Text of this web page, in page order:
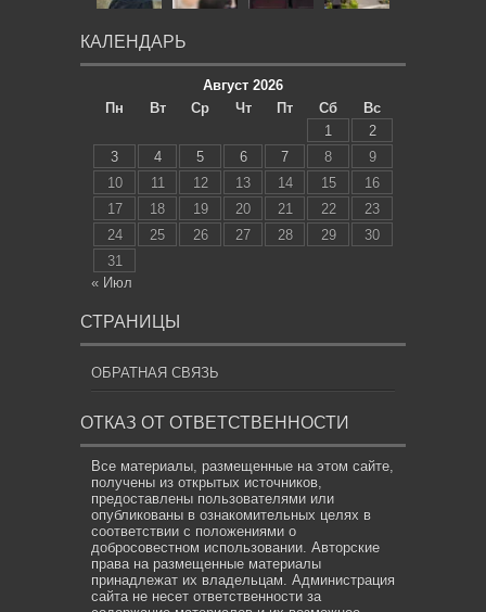
КАЛЕНДАРЬ
Август 2026
Пн
Вт Ср Чт Пт Сб
Вс
1
2
3
4 5 6 7 8
9
10
11 12 13 14 15
16
17
18 19 20 21 22
23
24
25 26 27 28 29
30
31
« Июл
СТРАНИЦЫ
ОБРАТНАЯ СВЯЗЬ
ОТКАЗ ОТ ОТВЕТСТВЕННОСТИ
Все материалы, размещенные на этом сайте,
получены из открытых источников,
предоставлены пользователями или
опубликованы в ознакомительных целях в
соответствии с положениями о
добросовестном использовании. Авторские
права на размещенные материалы
принадлежат их владельцам. Администрация
сайта не несет ответственности за